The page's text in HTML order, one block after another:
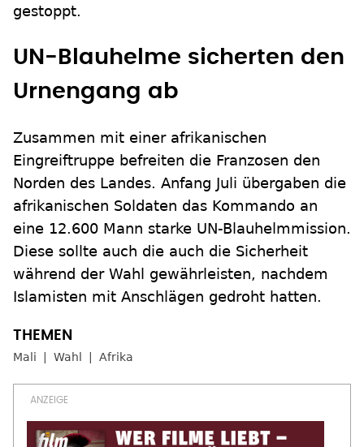
gestoppt.
UN-Blauhelme sicherten den
Urnengang ab
Zusammen mit einer afrikanischen
Eingreiftruppe befreiten die Franzosen den
Norden des Landes. Anfang Juli übergaben die
afrikanischen Soldaten das Kommando an
eine 12.600 Mann starke UN-Blauhelmmission.
Diese sollte auch die auch die Sicherheit
während der Wahl gewährleisten, nachdem
Islamisten mit Anschlägen gedroht hatten.
Mali Wahl Afrika